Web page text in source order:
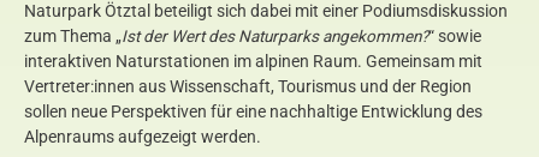
Naturpark Ötztal beteiligt sich dabei mit einer Podiumsdiskussion
zum Thema „Ist der Wert des Naturparks angekommen?“ sowie
interaktiven Naturstationen im alpinen Raum. Gemeinsam mit
Vertreter:innen aus Wissenschaft, Tourismus und der Region
sollen neue Perspektiven für eine nachhaltige Entwicklung des
Alpenraums aufgezeigt werden.